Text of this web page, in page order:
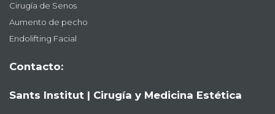
Cirugía de Senos
Aumento de pecho
Endolifting Facial
Contacto:
Sants Institut | Cirugía y Medicina Estética